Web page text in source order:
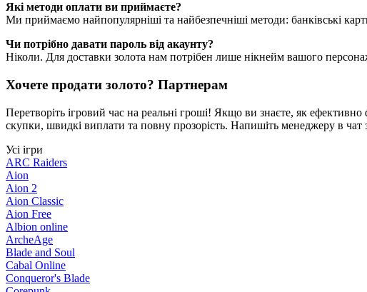
Які методи оплати ви приймаєте?
Ми приймаємо найпопулярніші та найбезпечніші методи: банківські
Чи потрібно давати пароль від акаунту?
Ніколи. Для доставки золота нам потрібен лише нікнейм вашого
Хочете продати золото? Партнерам
Перетворіть ігровий час на реальні гроші! Якщо ви знаєте, як
скупки, швидкі виплати та повну прозорість. Напишіть менеджеру в чат
Усі ігри
ARC Raiders
Aion
Aion 2
Aion Classic
Aion Free
Albion online
ArcheAge
Blade and Soul
Cabal Online
Conqueror's Blade